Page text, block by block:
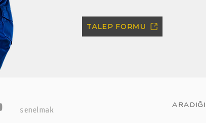
TALEP FORMU
senelmak